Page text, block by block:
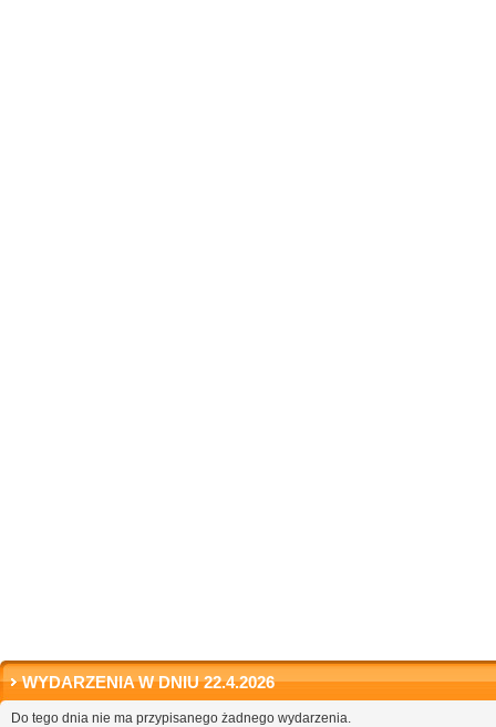
WYDARZENIA W DNIU 22.4.2026
Do tego dnia nie ma przypisanego żadnego wydarzenia.